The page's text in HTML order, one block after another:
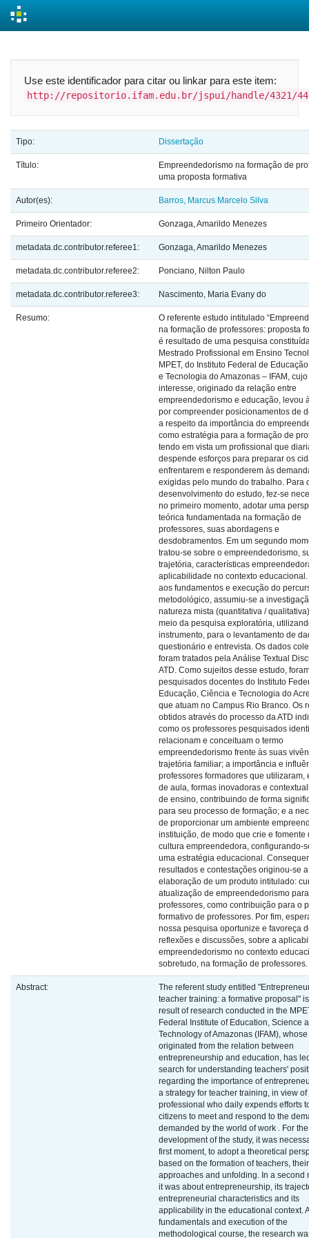
Use este identificador para citar ou linkar para este item:
http://repositorio.ifam.edu.br/jspui/handle/4321/44
Tipo: Dissertação
Título:
Empreendedorismo na formação de
uma proposta formativa
Autor(es): Barros, Marcus Marcelo Silva
Primeiro Orientador: Gonzaga, Amarildo Menezes
metadata.dc.contributor.referee1: Gonzaga, Amarildo Menezes
metadata.dc.contributor.referee2: Ponciano, Nilton Paulo
metadata.dc.contributor.referee3: Nascimento, Maria Evany do
Resumo:
O referente estudo intitulado
na formação de professores: proposta
é resultado de uma pesquisa
Mestrado Profissional em Ensino
MPET, do Instituto Federal de
e Tecnologia do Amazonas – IFAM, cujo
interesse, originado da relação entre
empreendedorismo e educação, levou
por compreender posicionamentos de
a respeito da importância do
como estratégia para a formação de
tendo em vista um profissional que
despende esforços para preparar os
enfrentarem e responderem às
exigidas pelo mundo do trabalho. Para
desenvolvimento do estudo, fez-se
no primeiro momento, adotar uma
teórica fundamentada na formação de
professores, suas abordagens e
desdobramentos. Em um segundo
tratou-se sobre o empreendedorismo,
trajetória, características
aplicabilidade no contexto educacional.
aos fundamentos e execução do
metodológico, assumiu-se a
natureza mista (quantitativa /
meio da pesquisa exploratória,
instrumento, para o levantamento de
questionário e entrevista. Os dados
foram tratados pela Análise Textual
ATD. Como sujeitos desse estudo,
pesquisados docentes do Instituto
Educação, Ciência e Tecnologia do
que atuam no Campus Rio Branco. Os
obtidos através do processo da ATD
como os professores pesquisados
relacionam e conceituam o termo
empreendedorismo frente às suas
trajetória familiar; a importância e
professores formadores que utilizaram,
de aula, formas inovadoras e
de ensino, contribuindo de forma
para seu processo de formação; e a
de proporcionar um ambiente
instituição, de modo que crie e fomente
cultura empreendedora, configurando-
uma estratégia educacional.
resultados e contestações originou-se a
elaboração de um produto intitulado:
atualização de empreendedorismo para
professores, como contribuição para o
formativo de professores. Por fim,
nossa pesquisa oportunize e favoreça
reflexões e discussões, sobre a
empreendedorismo no contexto
sobretudo, na formação de professores.
Abstract:
The referent study entitled
teacher training: a formative proposal"
result of research conducted in the
Federal Institute of Education, Science
Technology of Amazonas (IFAM),
originated from the relation between
entrepreneurship and education, has
search for understanding teachers'
regarding the importance of
a strategy for teacher training, in view of
professional who daily expends efforts
citizens to meet and respond to the
demanded by the world of work . For the
development of the study, it was
first moment, to adopt a theoretical
based on the formation of teachers, their
approaches and unfolding. In a second
it was about entrepreneurship, its
entrepreneurial characteristics and its
applicability in the educational context.
fundamentals and execution of the
methodological course, the research